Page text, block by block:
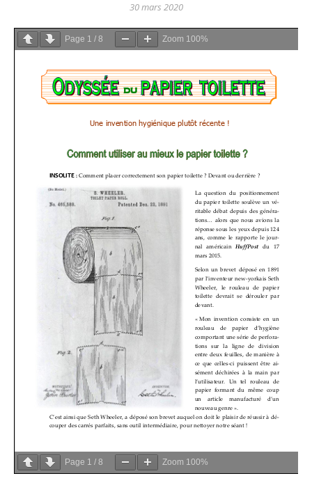
30 mars 2020
Page 1 / 8 Zoom 100%
Page 1 / 8 Zoom 100%